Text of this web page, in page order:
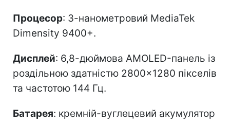
Процесор: 3-нанометровий MediaTek
Dimensity 9400+.
Дисплей: 6,8-дюймова AMOLED-панель із
роздільною здатністю 2800×1280 пікселів
та частотою 144 Гц.
Батарея: кремній-вуглецевий акумулятор